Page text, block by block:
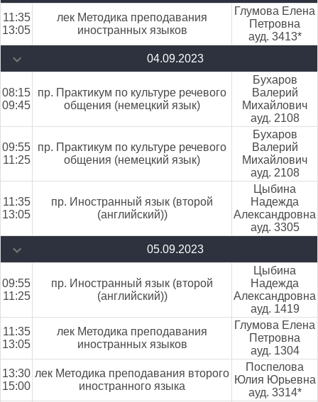
11:35
13:05
лек Методика преподавания
иностранных языков
Глумова Елена
Петровна
ауд. 3413*
04.09.2023
08:15
09:45
пр. Практикум по культуре речевого
общения (немецкий язык)
Бухаров
Валерий
Михайлович
ауд. 2108
09:55
11:25
пр. Практикум по культуре речевого
общения (немецкий язык)
Бухаров
Валерий
Михайлович
ауд. 2108
11:35
13:05
пр. Иностранный язык (второй
(английский))
Цыбина
Надежда
Александровна
ауд. 3305
05.09.2023
09:55
11:25
пр. Иностранный язык (второй
(английский))
Цыбина
Надежда
Александровна
ауд. 1419
11:35
13:05
лек Методика преподавания
иностранных языков
Глумова Елена
Петровна
ауд. 1304
13:30
15:00
лек Методика преподавания второго
иностранного языка
Поспелова
Юлия Юрьевна
ауд. 3314*